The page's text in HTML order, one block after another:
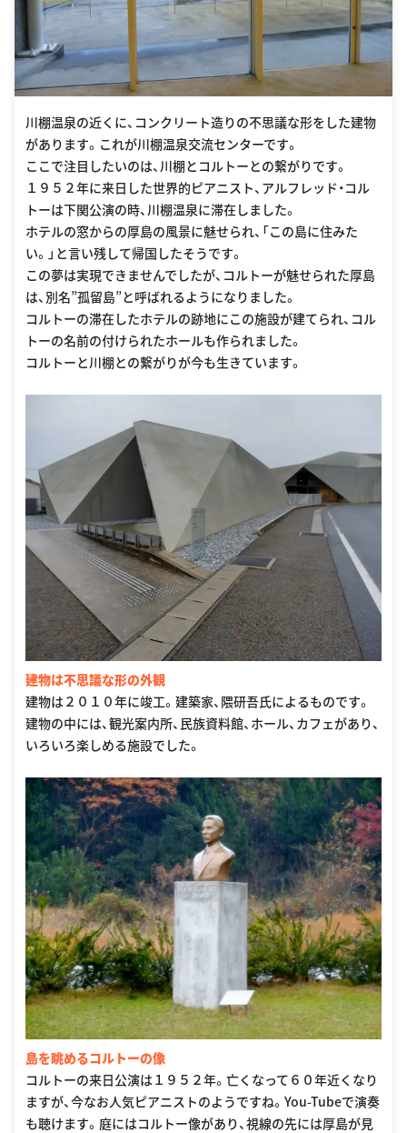
川棚温泉の近くに、コンクリート造りの不思議な形をした建物
があります。これが川棚温泉交流センターです。
ここで注目したいのは、川棚とコルトーとの繋がりです。
１９５２年に来日した世界的ピアニスト、アルフレッド・コル
トーは下関公演の時、川棚温泉に滞在しました。
ホテルの窓からの厚島の風景に魅せられ、「この島に住みた
い。」と言い残して帰国したそうです。
この夢は実現できませんでしたが、コルトーが魅せられた厚島
は、別名”孤留島”と呼ばれるようになりました。
コルトーの滞在したホテルの跡地にこの施設が建てられ、コル
トーの名前の付けられたホールも作られました。
コルトーと川棚との繋がりが今も生きています。
建物は不思議な形の外観
建物は２０１０年に竣工。建築家、隈研吾氏によるものです。
建物の中には、観光案内所、民族資料館、ホール、カフェがあり、
いろいろ楽しめる施設でした。
島を眺めるコルトーの像
コルトーの来日公演は１９５２年。亡くなって６０年近くなり
ますが、今なお人気ピアニストのようですね。You-Tubeで演奏
も聴けます。庭にはコルトー像があり、視線の先には厚島が見